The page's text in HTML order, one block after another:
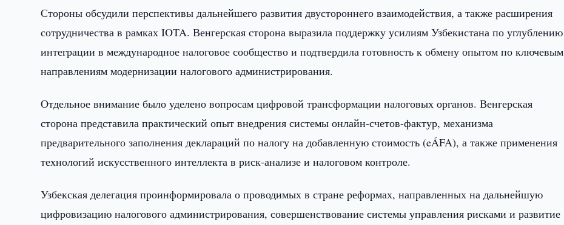
Стороны обсудили перспективы дальнейшего развития двустороннего взаимодействия, а также расширения
сотрудничества в рамках IOTA. Венгерская сторона выразила поддержку усилиям Узбекистана по углублению
интеграции в международное налоговое сообщество и подтвердила готовность к обмену опытом по ключевым
направлениям модернизации налогового администрирования.
Отдельное внимание было уделено вопросам цифровой трансформации налоговых органов. Венгерская
сторона представила практический опыт внедрения системы онлайн-счетов-фактур, механизма
предварительного заполнения деклараций по налогу на добавленную стоимость (eÁFA), а также применения
технологий искусственного интеллекта в риск-анализе и налоговом контроле.
Узбекская делегация проинформировала о проводимых в стране реформах, направленных на дальнейшую
цифровизацию налогового администрирования, совершенствование системы управления рисками и развитие